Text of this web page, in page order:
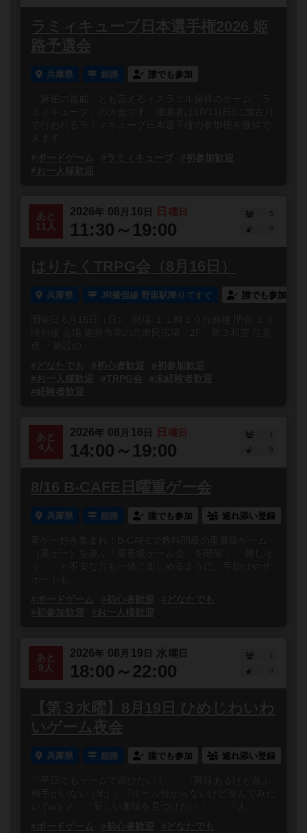
ラミィキューブ日本選手権2026 姫
路予選会
兵庫県 姫路 誰でも参加
「麻雀の親戚」とも言えるイスラエル発祥のゲーム『ラ
ミィキューブ』の大会です。優勝者は10/11(日)に加古川
で行われるラミィキューブ日本選手権の参加権を獲得で
きます...
#ボードゲーム
#ラミィキューブ
#初参加歓迎
#お一人様歓迎
あと
11人
2026年 08 月 16 日 日 曜日
11:30～19:00
5
はりたくTRPG会（8月16日）
兵庫県 JR播但線 野里駅降りてすぐ 誰でも参加
開催日 8月16日（日） 開場 １１時３０分前後 閉会 １９
時前後 会場 姫路市花の北市民広場 2F 第３和室 注意
点 ・施設の...
#どなたでも
#初心者歓迎
#初参加歓迎
#お一人様歓迎
#TRPG会
#未経験者歓迎
#経験者歓迎
あと
4人
2026年 08 月 16 日 日 曜日
14:00～19:00
1
8/16 B-CAFE日曜重ゲー会
兵庫県 姫路 誰でも参加 連れ添い登録
重ゲー好き集まれ！B-CAFEで数時間級の重量級ゲーム
（重ゲー）を遊ぶ「重量級ゲーム会」を開催！ 「難しそ
う…」と不安な方も一緒に楽しめるように、手助けやサ
#ボードゲーム
#初心者歓迎
#どなたでも
#初参加歓迎
#お一人様歓迎
あと
9人
2026年 08 月 19 日 水 曜日
18:00～22:00
1
【第３水曜】8月19日 ひめじわいわ
いゲーム夜会
兵庫県 姫路 誰でも参加 連れ添い登録
『平日でもゲームで遊びたい！』 『興味あるけど遊ぶ
相手がいない (;∀;) 』『ルール分からないけど遊んでみた
い ('ω') ノ』『新しい趣味を見つけたい！』 『人...
#ボードゲーム
#初心者歓迎
#どなたでも